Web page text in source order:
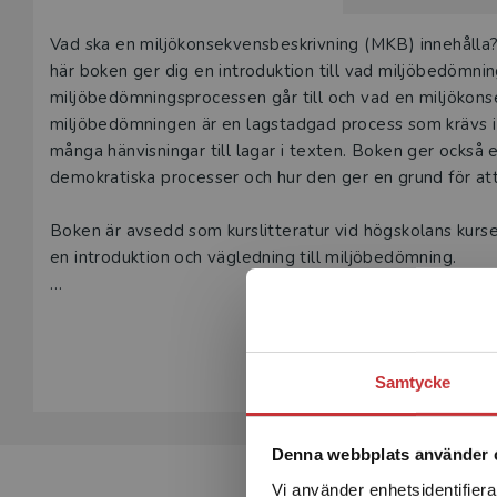
Samtycke
Denna webbplats använder
Vi använder
Beskrivning
Vad ska en miljökonsekvensbeskrivning (MKB)
här boken ger dig en introduktion till vad
miljöbedömningsprocessen går till och vad en
miljöbedömningen är en lagstadgad process som
många hänvisningar till lagar i texten. Boken ger
demokratiska processer och hur den ger en grund för
Boken är avsedd som kurslitteratur vid högskolans
en introduktion och vägledning till miljöbedömning.
Strategisk miljöbedömning